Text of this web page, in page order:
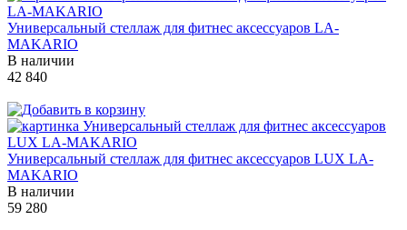
Универсальный стеллаж для фитнес аксессуаров LA-
MAKARIO
В наличии
42 840
Универсальный стеллаж для фитнес аксессуаров LUX LA-
MAKARIO
В наличии
59 280